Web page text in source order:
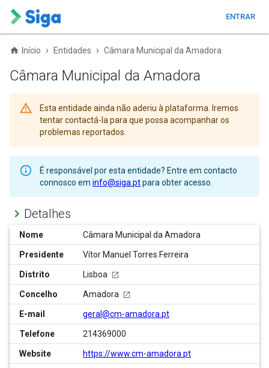
ENTRAR
Início › Entidades › Câmara Municipal da Amadora
Câmara Municipal da Amadora
Esta entidade ainda não aderiu à plataforma. Iremos
tentar contactá-la para que possa acompanhar os
problemas reportados.
É responsável por esta entidade? Entre em contacto
connosco em info@siga.ptpara obter acesso.
Detalhes
Nome Câmara Municipal da Amadora
Presidente Vítor Manuel Torres Ferreira
Distrito Lisboa
Concelho Amadora
E-mail geral@cm-amadora.pt
Telefone 214369000
Website https://www.cm-amadora.pt